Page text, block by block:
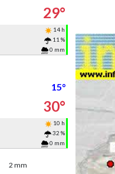
29°
14 h
11 %
0 mm
15°
30°
10 h
32 %
0 mm
2 mm